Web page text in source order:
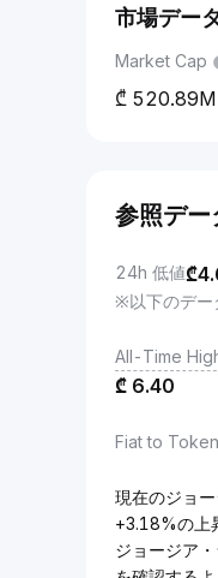
市場デー
Market Cap
520.89M
参照デー
24h 低値₾
※以下のデー
All-Time
₾ 6.40
Fiat to
現在のジョ
+3.18%の上
ジョージア